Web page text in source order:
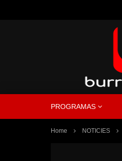
PROGRAMAS
Home NOTICIES